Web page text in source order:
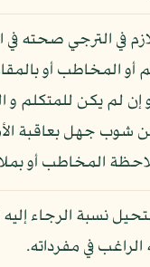
في الترجي صحته في
أو المخاطب أو
إن لم يكن للمتكلم
شوب جهل بعاقبة
المخاطب أو
نسبة الرجاء
الراغب في مفرداته.